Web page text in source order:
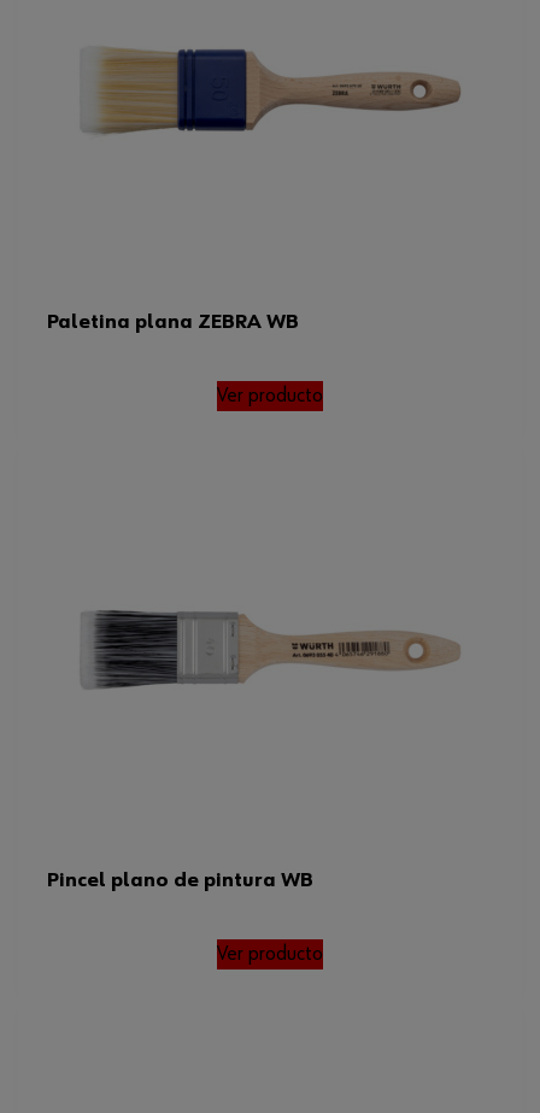
Paletina plana ZEBRA WB
Ver producto
Pincel plano de pintura WB
Ver producto